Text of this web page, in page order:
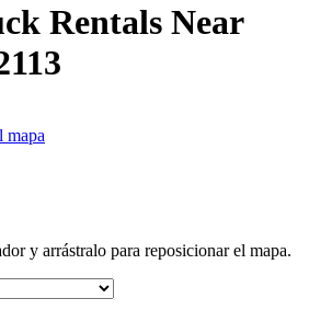
Rentals Near
mapa
y arrástralo para reposicionar el mapa.